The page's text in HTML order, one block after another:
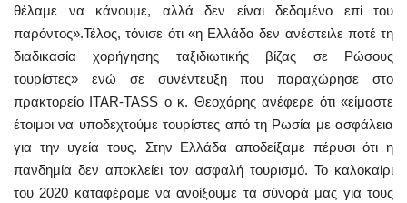
θέλαμε να κάνουμε, αλλά δεν είναι δεδομένο επί του
παρόντος».Τέλος, τόνισε ότι «η Ελλάδα δεν ανέστειλε ποτέ τη
διαδικασία χορήγησης ταξιδιωτικής βίζας σε Ρώσους
τουρίστες» ενώ σε συνέντευξη που παραχώρησε στο
πρακτορείο ITAR-TASS ο κ. Θεοχάρης ανέφερε ότι «είμαστε
έτοιμοι να υποδεχτούμε τουρίστες από τη Ρωσία με ασφάλεια
για την υγεία τους. Στην Ελλάδα αποδείξαμε πέρυσι ότι η
πανδημία δεν αποκλείει τον ασφαλή τουρισμό. Το καλοκαίρι
του 2020 καταφέραμε να ανοίξουμε τα σύνορά μας για τους